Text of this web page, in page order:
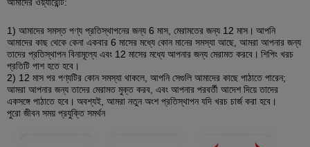
1) আমাদের সমস্ত পণ্য প্রতিস্থাপনের জন্য 6 মাস, মেরামতের জন্য 12 মাস। আপনি
আমাদের কাছ থেকে কেনা একবার 6 মাসের মধ্যে কোন মানের সমস্যা আছে, আমরা আপনার জন্য
তাদের প্রতিস্থাপন বিনামূল্যে এবং 12 মাসের মধ্যে আপনার জন্য মেরামত করবে। শিপিং খরচ
প্রতিটি পাশ হতে হবে।
2) 12 মাস পর পণ্যটির কোন সমস্যা থাকলে, আপনি সেগুলি আমাদের কাছে পাঠাতে পারেন;
আমরা আপনার জন্য তাদের মেরামত মুক্ত করব, এবং আপনার পরবর্তী আদেশ দিয়ে তাদের
একসঙ্গে পাঠাতে হবে। অবশ্যই, আমরা নতুন অংশ প্রতিস্থাপন যদি খরচ চার্জ করা হবে।
পুরো জীবন সময় প্রযুক্তি সমর্থন